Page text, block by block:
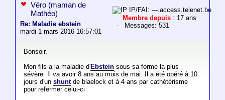
Véro (maman de
Mathéo)
Re: Maladie ebstein
mardi 1 mars 2016 16:57:01
IP/FAI: ---.access.telenet.be
Membre depuis : 17 ans
- Messages: 531
Bonsoir,
Mon fils a la maladie d'Ebsteinsous sa forme la plus
sévère. Il va avoir 8 ans au mois de mai. Il a été opéré à 10
jours d'un shuntde blaelock et à 4 ans par cathétérisme
pour refermer celui-ci